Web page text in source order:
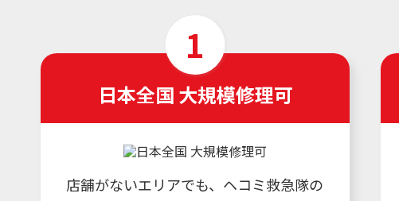
日本全国 大規模修理可
店舗がないエリアでも、ヘコミ救急隊の